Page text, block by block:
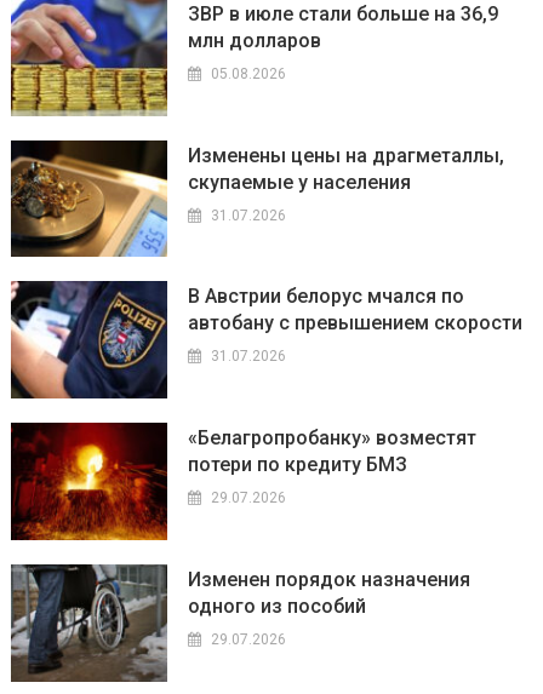
ЗВР в июле стали больше на 36,9
млн долларов
05.08.2026
Изменены цены на драгметаллы,
скупаемые у населения
31.07.2026
В Австрии белорус мчался по
автобану с превышением скорости
31.07.2026
«Белагропробанку» возместят
потери по кредиту БМЗ
29.07.2026
Изменен порядок назначения
одного из пособий
29.07.2026